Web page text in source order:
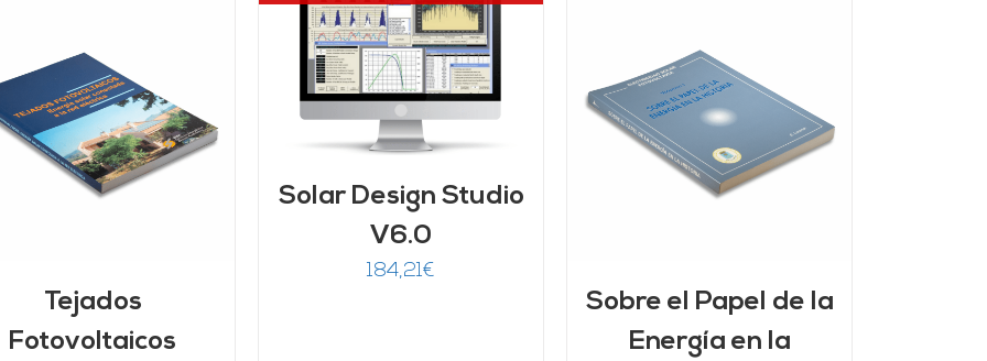
Tejados
Fotovoltaicos
DETALLES
Solar Design Studio
V6.0
184,21€
AÑADIR AL CARRITO
DETALLES
Sobre el Papel de la
Energía en la